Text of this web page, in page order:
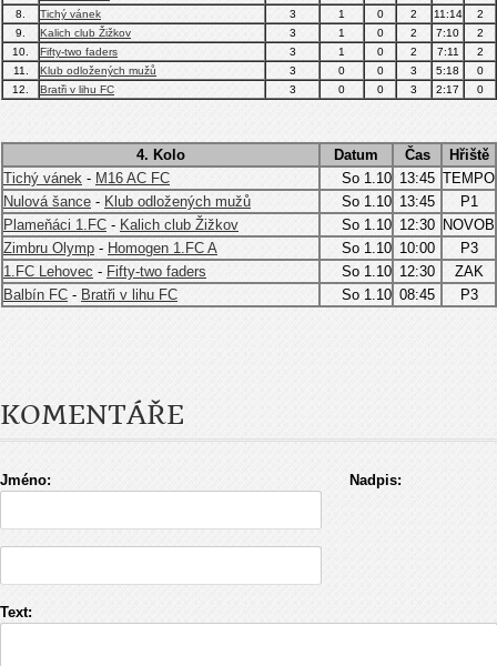
8.
Tichý vánek 3 1 0 2 11:14
2
9.
Kalich club Žižkov 3 1 0 2 7:10
2
10.
Fifty-two faders 3 1 0 2 7:11
2
11.
Klub odložených mužů 3 0 0 3 5:18
0
12.
Bratři v lihu FC 3 0 0 3 2:17 0
4. Kolo Datum Čas
Hřiště
Tichý vánek - M16 AC FC So 1.10 13:45 TEMPO
Nulová šance - Klub odložených mužů So 1.10 13:45
P1
Plameňáci 1.FC - Kalich club Žižkov So 1.10 12:30 NOVOB
Zimbru Olymp - Homogen 1.FC A So 1.10 10:00
P3
1.FC Lehovec - Fifty-two faders So 1.10 12:30
ZAK
Balbín FC - Bratři v lihu FC So 1.10 08:45 P3
KOMENTÁŘE
Jméno: Nadpis:
Text: